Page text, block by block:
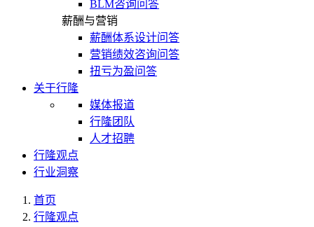
BLM咨询问答
薪酬与营销
薪酬体系设计问答
营销绩效咨询问答
扭亏为盈问答
关于行隆
媒体报道
行隆团队
人才招聘
行隆观点
行业洞察
首页
行隆观点